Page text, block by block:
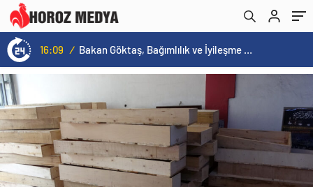
16:09 / Bakan Göktaş, Bağımlılık ve İyileşme Konulu Kadın Forumu’nda konuştu: